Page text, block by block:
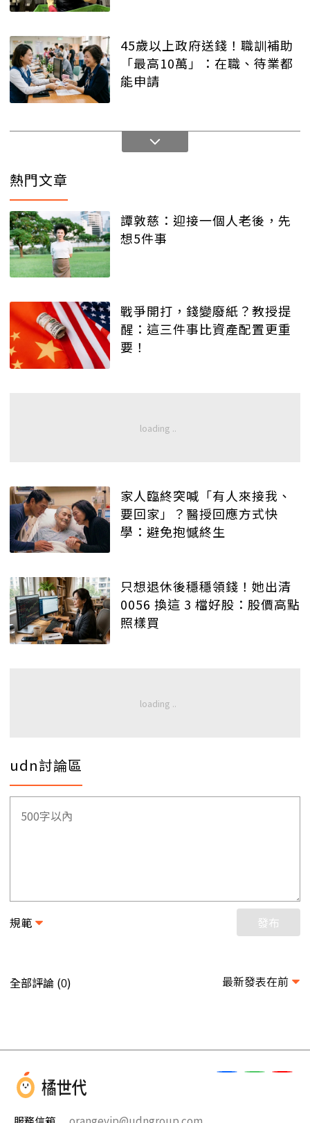
45歲以上政府送錢！職訓補助
「最高10萬」：在職、待業都
能申請
熱門文章
譚敦慈：迎接一個人老後，先
想5件事
戰爭開打，錢變廢紙？教授提
醒：這三件事比資產配置更重
要！
家人臨終突喊「有人來接我、
要回家」？醫授回應方式快
學：避免抱憾終生
只想退休後穩穩領錢！她出清
0056 換這 3 檔好股：股價高點
照樣買
udn討論區
規範 發布
全部評論 (0) 最新發表在前